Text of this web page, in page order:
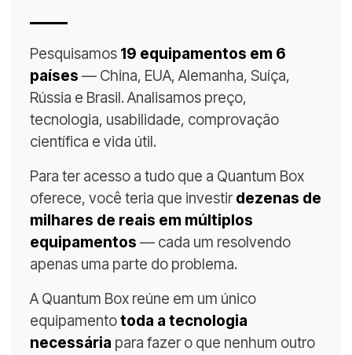
Pesquisamos 19 equipamentos em 6
países — China, EUA, Alemanha, Suíça,
Rússia e Brasil. Analisamos preço,
tecnologia, usabilidade, comprovação
científica e vida útil.
Para ter acesso a tudo que a Quantum Box
oferece, você teria que investirdezenas de
milhares de reais em múltiplos
equipamentos — cada um resolvendo
apenas uma parte do problema.
A Quantum Box reúne em um único
equipamentotoda a tecnologia
necessária para fazer o que nenhum outro